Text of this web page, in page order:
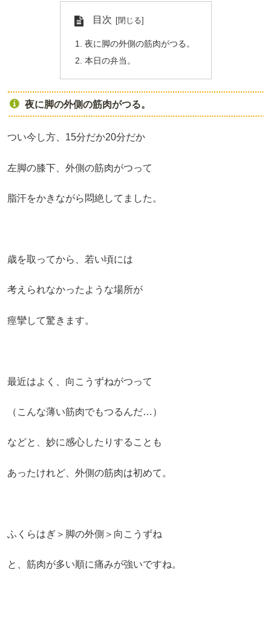
目次
夜に脚の外側の筋肉がつる。
本日の弁当。
夜に脚の外側の筋肉がつる。
つい今し方、15分だか20分だか
左脚の膝下、外側の筋肉がつって
脂汗をかきながら悶絶してました。
歳を取ってから、若い頃には
考えられなかったような場所が
痙攣して驚きます。
最近はよく、向こうずねがつって
（こんな薄い筋肉でもつるんだ…）
などと、妙に感心したりすることも
あったけれど、外側の筋肉は初めて。
ふくらはぎ＞脚の外側＞向こうずね
と、筋肉が多い順に痛みが強いですね。